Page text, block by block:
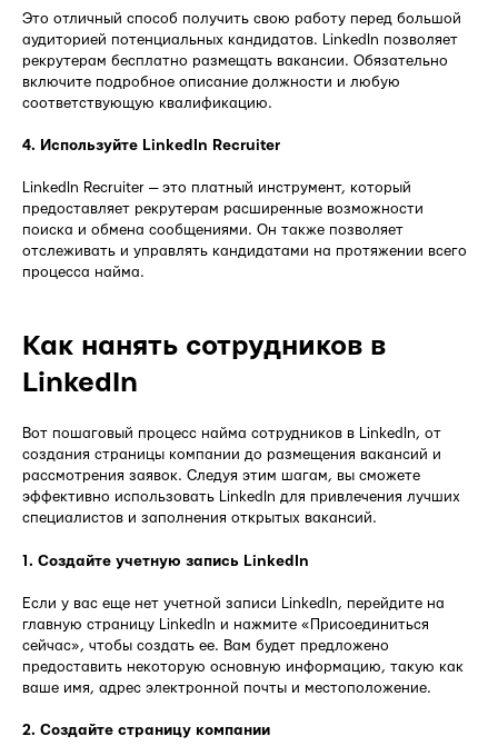
Это отличный способ получить свою работу перед большой
аудиторией потенциальных кандидатов. LinkedIn позволяет
рекрутерам бесплатно размещать вакансии. Обязательно
включите подробное описание должности и любую
соответствующую квалификацию.
4. Используйте LinkedIn Recruiter
LinkedIn Recruiter — это платный инструмент, который
предоставляет рекрутерам расширенные возможности
поиска и обмена сообщениями. Он также позволяет
отслеживать и управлять кандидатами на протяжении всего
процесса найма.
Как нанять сотрудников в
LinkedIn
Вот пошаговый процесс найма сотрудников в LinkedIn, от
создания страницы компании до размещения вакансий и
рассмотрения заявок. Следуя этим шагам, вы сможете
эффективно использовать LinkedIn для привлечения лучших
специалистов и заполнения открытых вакансий.
1. Создайте учетную запись LinkedIn
Если у вас еще нет учетной записи LinkedIn, перейдите на
главную страницу LinkedIn и нажмите «Присоединиться
сейчас», чтобы создать ее. Вам будет предложено
предоставить некоторую основную информацию, такую как
ваше имя, адрес электронной почты и местоположение.
2. Создайте страницу компании